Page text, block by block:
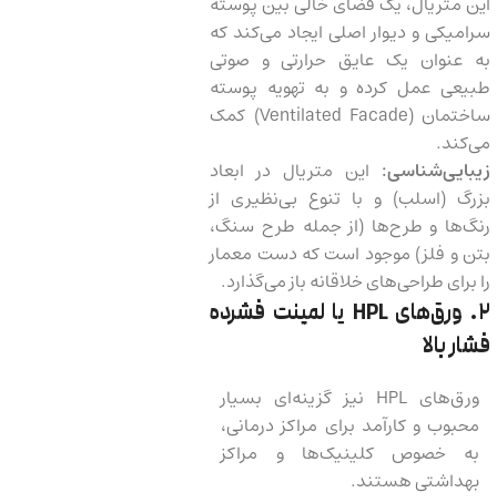
سرامیکی و دیوار اصلی ایجاد می‌کند که
به عنوان یک عایق حرارتی و صوتی
طبیعی عمل کرده و به تهویه پوسته
ساختمان (Ventilated Facade) کمک
می‌کند.
زیبایی‌شناسی: این متریال در ابعاد
بزرگ (اسلب) و با تنوع بی‌نظیری از
رنگ‌ها و طرح‌ها (از جمله طرح سنگ،
بتن و فلز) موجود است که دست معمار
را برای طراحی‌های خلاقانه باز می‌گذارد.
۲. ورق‌های HPL یا لمینت فشرده
فشار بالا
ورق‌های HPL نیز گزینه‌ای بسیار
محبوب و کارآمد برای مراکز درمانی،
به خصوص کلینیک‌ها و مراکز
بهداشتی هستند.